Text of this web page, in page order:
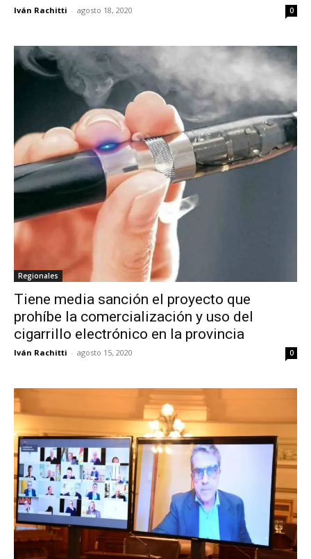
Iván Rachitti - agosto 18, 2020 0
Regionales
Tiene media sanción el proyecto que
prohíbe la comercialización y uso del
cigarrillo electrónico en la provincia
Iván Rachitti - agosto 15, 2020 0